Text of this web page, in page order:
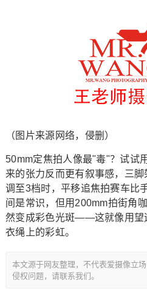
（图片来源网络，侵删）
50mm定焦拍人像最"毒"？试试
来的张力反而更有叙事感，三
调至3档时，平移追焦拍赛车比
间是常识，但用200mm拍街角
然变成彩色光斑——这就像用望
衣绳上的彩虹。
本文源于网友整理，不代表爱摄像立
侵权问题，请联系我们。